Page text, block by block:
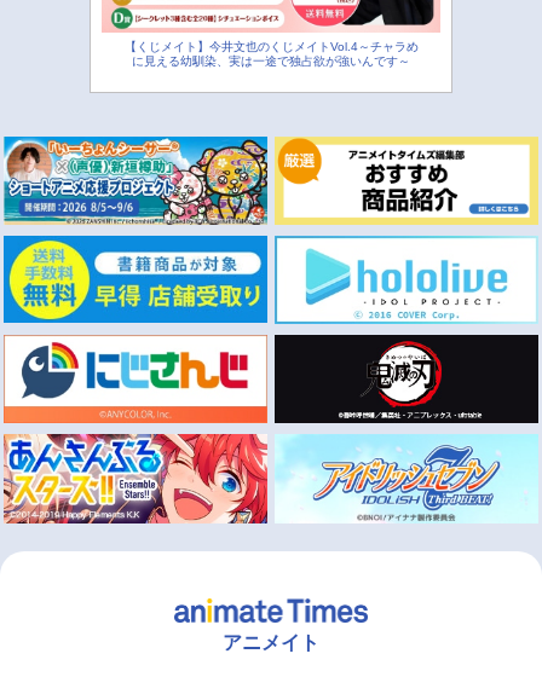
【くじメイト】今井文也のくじメイトVol.4～チャラめ
に見える幼馴染、実は一途で独占欲が強いんです～
アニメイト